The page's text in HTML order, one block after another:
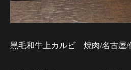
黒毛和牛上カルビ 焼肉/名古屋/